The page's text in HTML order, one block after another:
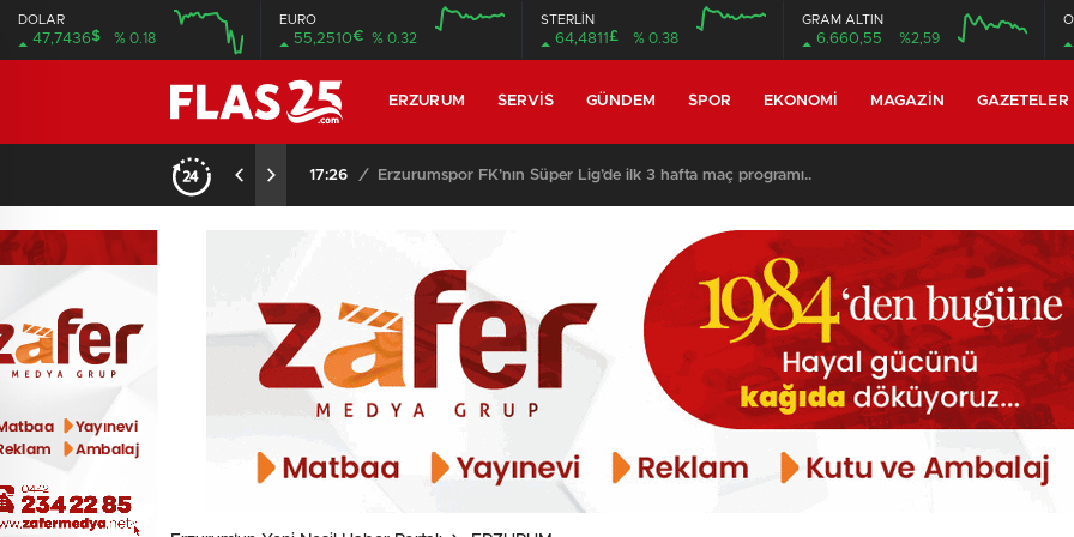
DOLAR
47,7436$ % 0.18
EURO
55,2510€ % 0.32
STERLİN
64,4811 £ % 0.38
GRAM ALTIN
6.660,55 %2,59
ERZURUM SERVIS GÜNDEM SPOR EKONOMI MAGAZIN GAZETELER
17:26 / Erzurumspor FK’nın Süper Lig’de ilk 3 hafta maç programı..